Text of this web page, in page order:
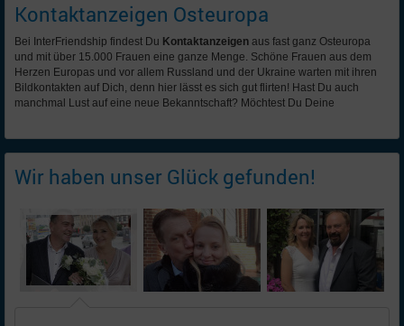
Kontaktanzeigen Osteuropa
Bei InterFriendship findest Du Kontaktanzeigen aus fast ganz Osteuropa
und mit über 15.000 Frauen eine ganze Menge. Schöne Frauen aus dem
Herzen Europas und vor allem Russland und der Ukraine warten mit ihren
Bildkontakten auf Dich, denn hier lässt es sich gut flirten! Hast Du auch
manchmal Lust auf eine neue Bekanntschaft? Möchtest Du Deine
Wir haben unser Glück gefunden!